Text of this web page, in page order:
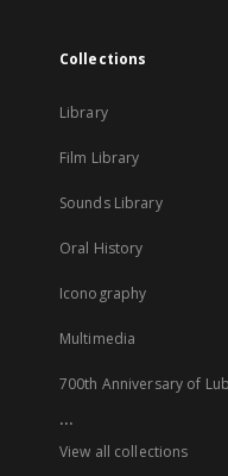
Collections
Library
Film Library
Sounds Library
Oral History
Iconography
Multimedia
700th Anniversary of
...
View all collections